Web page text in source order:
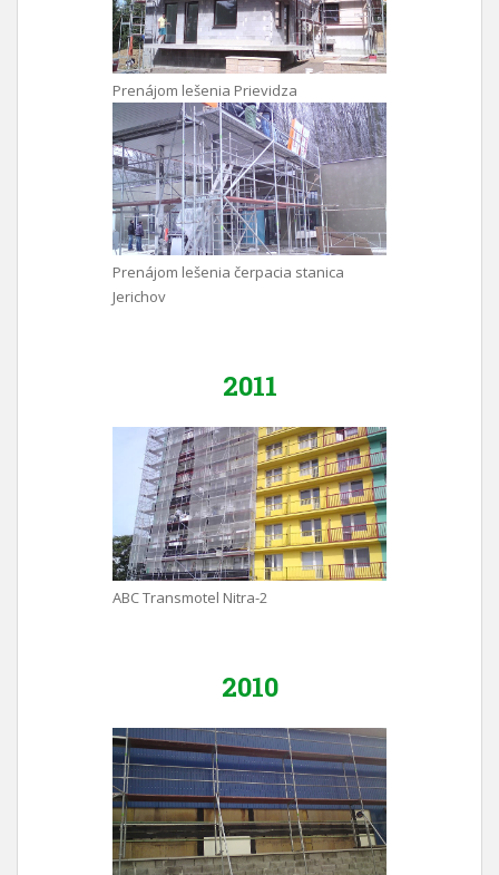
Prenájom lešenia Prievidza
Prenájom lešenia čerpacia stanica
Jerichov
2011
ABC Transmotel Nitra-2
2010